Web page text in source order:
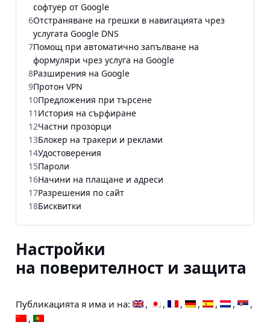
Настройки
на поверителност и защита
Публикацията я има и на:
софтуер от Google
6Отстраняване на грешки в навигацията чрез
услугата Google DNS
7Помощ при автоматично запълване на
формуляри чрез услуга на Google
8Разширения на Google
9Протон VPN
10Предложения при търсене
11 История на сърфиране
12Частни прозорци
13Блокер на тракери и реклами
14Удостоверения
15Пароли
16Начини на плащане и адреси
17Разрешения по сайт
18Бисквитки